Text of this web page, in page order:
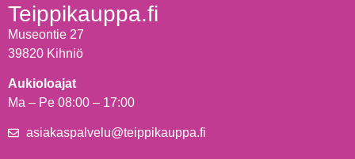
Teippikauppa.fi
Museontie 27
39820 Kihniö
Aukioloajat
Ma – Pe 08:00 – 17:00
asiakaspalvelu@teippikauppa.fi